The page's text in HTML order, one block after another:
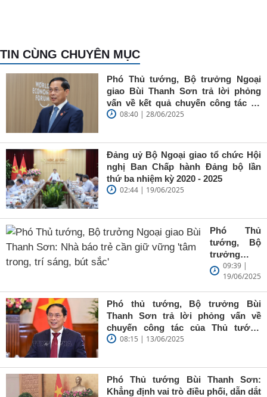
TIN CÙNG CHUYÊN MỤC
Phó Thủ tướng, Bộ trưởng Ngoại
giao Bùi Thanh Sơn trả lời phỏng
vấn về kết quả chuyến công tác tại
Trung Quốc của Thủ tướng Chính
08:40 | 28/06/2025
Đảng uỷ Bộ Ngoại giao tổ chức Hội
nghị Ban Chấp hành Đảng bộ lần
thứ ba nhiệm kỳ 2020 - 2025
02:44 | 19/06/2025
Phó Thủ
tướng, Bộ
trưởng
Ngoại giao
Bùi Thanh
Sơn: Nhà
báo trẻ cần
giữ vững
'tâm trong,
09:39 |
19/06/2025
Phó thủ tướng, Bộ trưởng Bùi
Thanh Sơn trả lời phỏng vấn về
chuyến công tác của Thủ tướng
Chính phủ đến Estonia, Pháp và
08:15 | 13/06/2025
Phó Thủ tướng Bùi Thanh Sơn:
Khẳng định vai trò điều phối, dẫn dắt